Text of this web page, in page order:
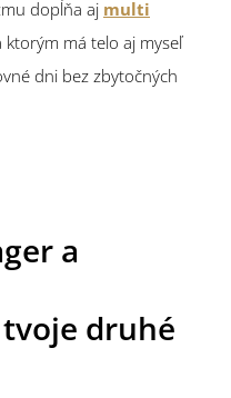
dopĺňa aj multi
ktorým má telo aj myseľ
dni bez zbytočných
a
druhé